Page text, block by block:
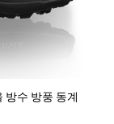
방수 방풍 동계